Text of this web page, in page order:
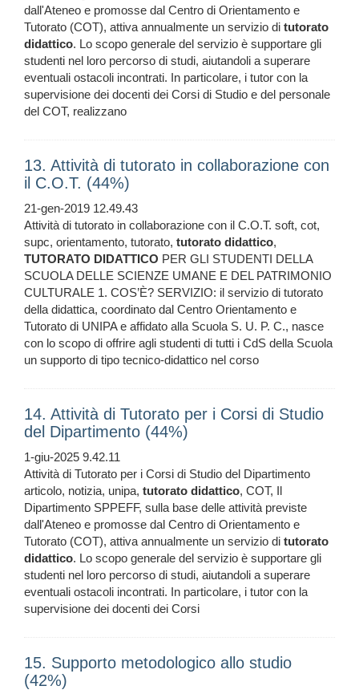
dall'Ateneo e promosse dal Centro di Orientamento e
Tutorato (COT), attiva annualmente un servizio di tutorato
didattico. Lo scopo generale del servizio è supportare gli
studenti nel loro percorso di studi, aiutandoli a superare
eventuali ostacoli incontrati. In particolare, i tutor con la
supervisione dei docenti dei Corsi di Studio e del personale
del COT, realizzano
13. Attività di tutorato in collaborazione con
il C.O.T. (44%)
21-gen-2019 12.49.43
Attività di tutorato in collaborazione con il C.O.T. soft, cot,
supc, orientamento, tutorato, tutorato didattico,
TUTORATO DIDATTICO PER GLI STUDENTI DELLA
SCUOLA DELLE SCIENZE UMANE E DEL PATRIMONIO
CULTURALE 1. COS’È? SERVIZIO: il servizio di tutorato
della didattica, coordinato dal Centro Orientamento e
Tutorato di UNIPA e affidato alla Scuola S. U. P. C., nasce
con lo scopo di offrire agli studenti di tutti i CdS della Scuola
un supporto di tipo tecnico-didattico nel corso
14. Attività di Tutorato per i Corsi di Studio
del Dipartimento (44%)
1-giu-2025 9.42.11
Attività di Tutorato per i Corsi di Studio del Dipartimento
articolo, notizia, unipa, tutorato didattico, COT, Il
Dipartimento SPPEFF, sulla base delle attività previste
dall'Ateneo e promosse dal Centro di Orientamento e
Tutorato (COT), attiva annualmente un servizio di tutorato
didattico. Lo scopo generale del servizio è supportare gli
studenti nel loro percorso di studi, aiutandoli a superare
eventuali ostacoli incontrati. In particolare, i tutor con la
supervisione dei docenti dei Corsi
15. Supporto metodologico allo studio
(42%)